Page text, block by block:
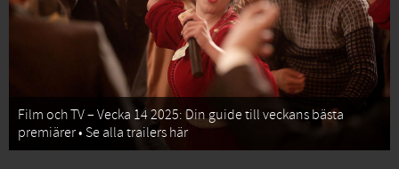
Film och TV – Vecka 14 2025: Din guide till veckans bästa
premiärer • Se alla trailers här